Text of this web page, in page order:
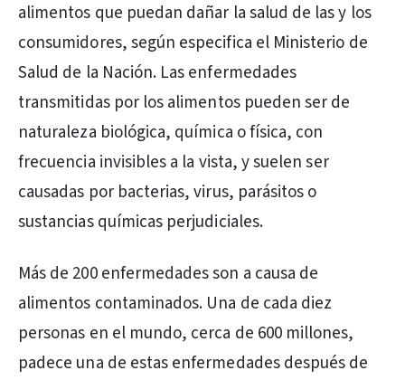
alimentos que puedan dañar la salud de las y los
consumidores, según especifica el Ministerio de
Salud de la Nación. Las enfermedades
transmitidas por los alimentos pueden ser de
naturaleza biológica, química o física, con
frecuencia invisibles a la vista, y suelen ser
causadas por bacterias, virus, parásitos o
sustancias químicas perjudiciales.
Más de 200 enfermedades son a causa de
alimentos contaminados. Una de cada diez
personas en el mundo, cerca de 600 millones,
padece una de estas enfermedades después de